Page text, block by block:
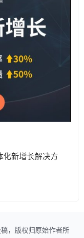
化新增长解决方
，版权归原始作者所